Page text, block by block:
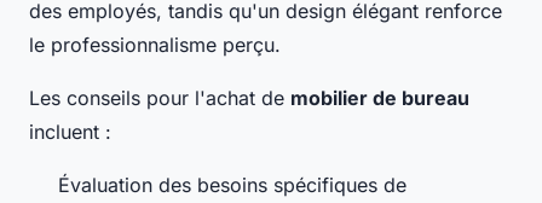
des employés, tandis qu'un design élégant renforce
le professionnalisme perçu.
Les conseils pour l'achat de mobilier de bureau
incluent :
Évaluation des besoins spécifiques de